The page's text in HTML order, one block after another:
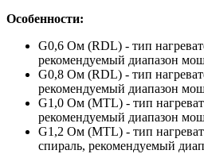
Особенности:
G0,6 Ом (RDL) - тип
рекомендуемый диапазон
G0,8 Ом (RDL) - тип
рекомендуемый диапазон
G1,0 Ом (MTL) - тип
рекомендуемый диапазон
G1,2 Ом (MTL) - тип
спираль, рекомендуемый